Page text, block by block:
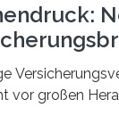
vor großen